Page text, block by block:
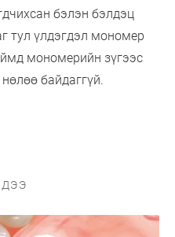
бэлэн бэлдэц
тул үлдэгдэл мономер
мономерийн зүгээс
байдаггүй.